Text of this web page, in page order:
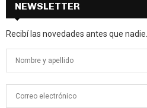
NEWSLETTER
Recibí las novedades antes que nadie...